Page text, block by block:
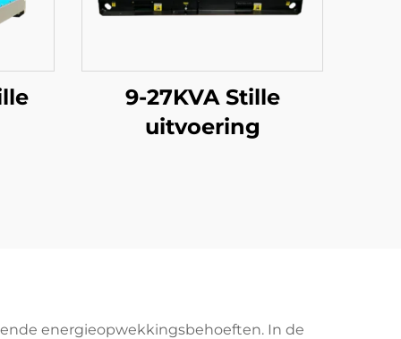
9-27KVA Stille
uitvoering
energieopwekkingsbehoeften. In de